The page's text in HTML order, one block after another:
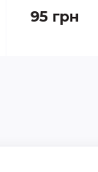
95 грн